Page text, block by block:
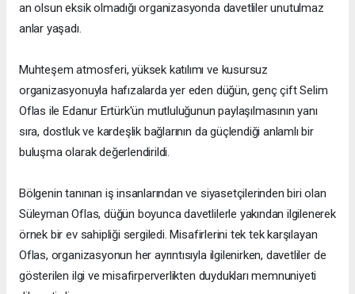
an olsun eksik olmadığı organizasyonda davetliler unutulmaz
anlar yaşadı.
Muhteşem atmosferi, yüksek katılımı ve kusursuz
organizasyonuyla hafızalarda yer eden düğün, genç çift Selim
Oflas ile Edanur Ertürk'ün mutluluğunun paylaşılmasının yanı
sıra, dostluk ve kardeşlik bağlarının da güçlendiği anlamlı bir
buluşma olarak değerlendirildi.
Bölgenin tanınan iş insanlarından ve siyasetçilerinden biri olan
Süleyman Oflas, düğün boyunca davetlilerle yakından ilgilenerek
örnek bir ev sahipliği sergiledi. Misafirlerini tek tek karşılayan
Oflas, organizasyonun her ayrıntısıyla ilgilenirken, davetliler de
gösterilen ilgi ve misafirperverlikten duydukları memnuniyeti